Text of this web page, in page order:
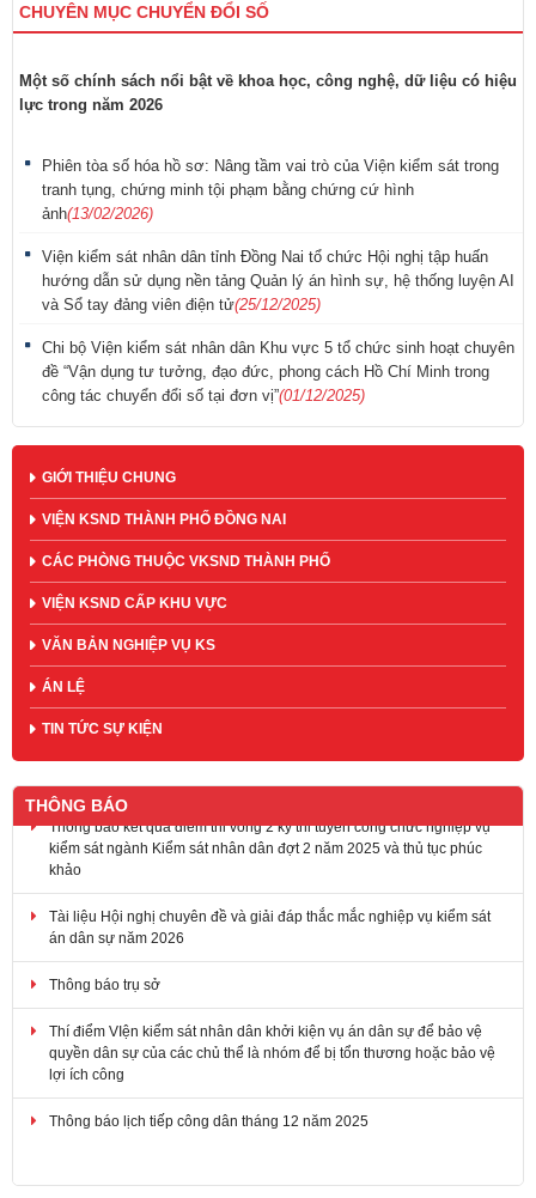
CHUYÊN MỤC CHUYỂN ĐỔI SỐ
Một số chính sách nổi bật về khoa học, công nghệ, dữ liệu có hiệu
lực trong năm 2026
Phiên tòa số hóa hồ sơ: Nâng tầm vai trò của Viện kiểm sát trong
tranh tụng, chứng minh tội phạm bằng chứng cứ hình
ảnh(13/02/2026)
Viện kiểm sát nhân dân tỉnh Đồng Nai tổ chức Hội nghị tập huấn
hướng dẫn sử dụng nền tảng Quản lý án hình sự, hệ thống luyện AI
và Sổ tay đảng viên điện tử(25/12/2025)
Chi bộ Viện kiểm sát nhân dân Khu vực 5 tổ chức sinh hoạt chuyên
đề “Vận dụng tư tưởng, đạo đức, phong cách Hồ Chí Minh trong
công tác chuyển đổi số tại đơn vị”(01/12/2025)
GIỚI THIỆU CHUNG
VIỆN KSND THÀNH PHỐ ĐỒNG NAI
CÁC PHÒNG THUỘC VKSND THÀNH PHỐ
VIỆN KSND CẤP KHU VỰC
VĂN BẢN NGHIỆP VỤ KS
ÁN LỆ
TIN TỨC SỰ KIỆN
THÔNG BÁO
Thông báo kết quả điểm thi vòng 2 kỳ thi tuyển công chức nghiệp vụ
khảo
án dân sự năm 2026
quyền dân sự của các chủ thể là nhóm để bị tổn thương hoặc bảo vệ
lợi ích công